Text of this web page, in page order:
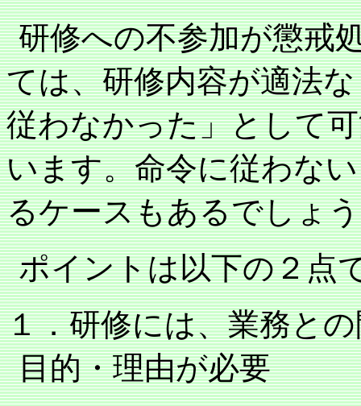
研修への不参加が懲戒
ては、研修内容が適法
従わなかった」として
います。命令に従わな
るケースもあるでしょ
ポイントは以下の２点
１．研修には、業務と
目的・理由が必要